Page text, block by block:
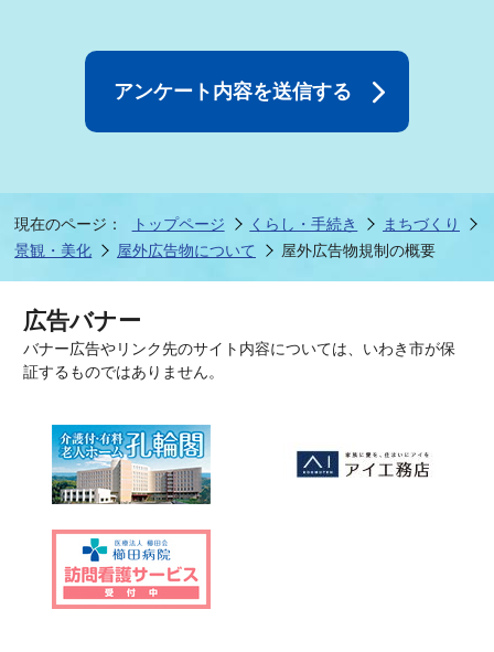
現在のページ： トップページ くらし・手続き
まちづくり
景観・美化
屋外広告物について 屋外広告物規制の概要
広告バナー
バナー広告やリンク先のサイト内容については、いわき市が保
証するものではありません。